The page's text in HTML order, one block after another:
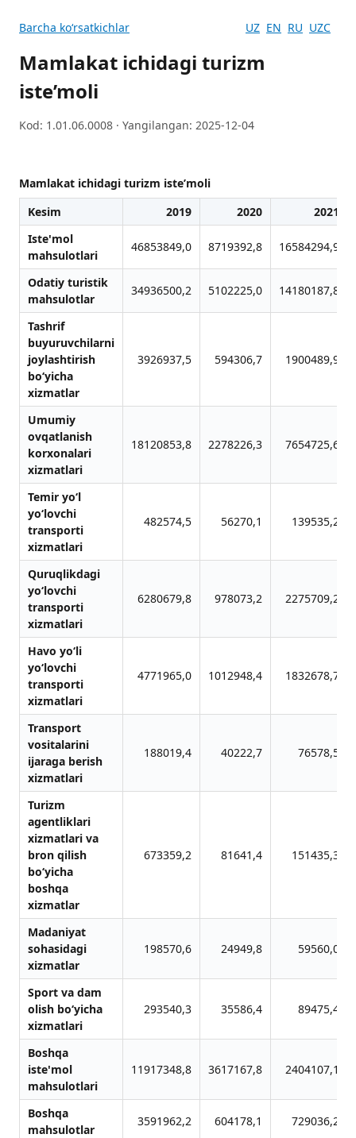
Barcha koʻrsatkichlar UZ EN RU UZC
Mamlakat ichidagi turizm
iste’moli
Kod: 1.01.06.0008 · Yangilangan: 2025-12-04
Mamlakat ichidagi turizm iste’moli
Kesim
2019 2020
2021
Iste'mol
mahsulotlari
46853849,0 8719392,8 16584294,9
Odatiy turistik
mahsulotlar
34936500,2 5102225,0 14180187,8
Tashrif
buyuruvchilarni
joylashtirish
bo‘yicha
xizmatlar
3926937,5 594306,7 1900489,9
Umumiy
ovqatlanish
korxonalari
xizmatlari
18120853,8 2278226,3 7654725,6
Temir yo‘l
yo‘lovchi
transporti
xizmatlari
482574,5 56270,1 139535,2
Quruqlikdagi
yo‘lovchi
transporti
xizmatlari
6280679,8 978073,2 2275709,2
Havo yo‘li
yo‘lovchi
transporti
xizmatlari
4771965,0 1012948,4 1832678,7
Transport
vositalarini
ijaraga berish
xizmatlari
188019,4 40222,7 76578,5
Turizm
agentliklari
xizmatlari va
bron qilish
bo‘yicha
boshqa
xizmatlar
673359,2 81641,4 151435,3
Madaniyat
sohasidagi
xizmatlar
198570,6 24949,8 59560,0
Sport va dam
olish bo‘yicha
xizmatlari
293540,3 35586,4 89475,4
Boshqa
iste'mol
mahsulotlari
11917348,8 3617167,8 2404107,1
Boshqa
mahsulotlar
3591962,2 604178,1 729036,2